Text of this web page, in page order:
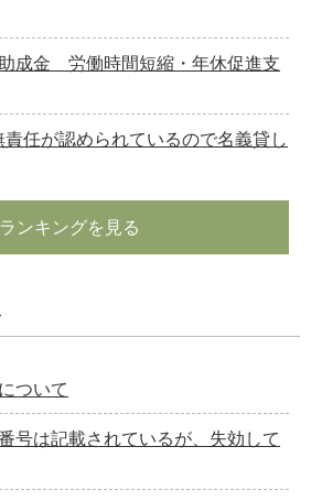
成金 労働時間短縮・年休促進支
責任が認められているので名義貸し
ランキングを見る
ついて
号は記載されているが、失効して